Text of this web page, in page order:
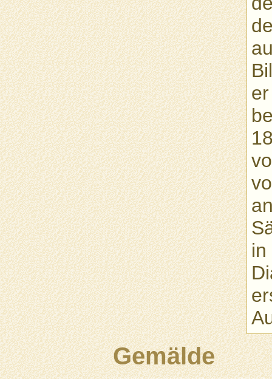
in
Gemälde